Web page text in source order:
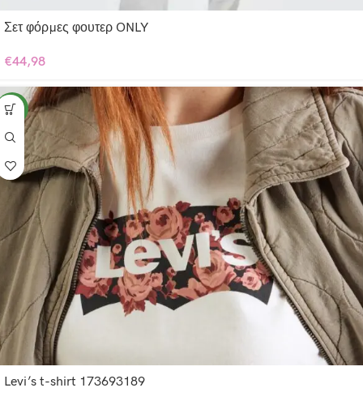
Σετ φόρμες φουτερ ONLY
€44,98
NEW
Levi’s t-shirt 173693189